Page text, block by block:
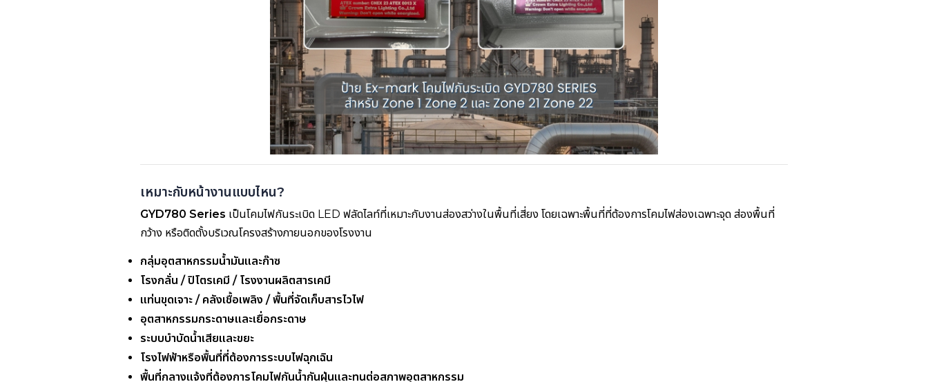
เหมาะกับหน้างานแบบไหน?
GYD780 Series เป็นโคมไฟกันระเบิด LED ฟลัดไลท์ที่เหมาะกับงานส่องสว่างในพื้นที่เสี่ยง โดยเฉพาะพื้นที่ที่ต้องการโคมไฟส่องเฉพาะจุด ส่องพื้นที่
กว้าง หรือติดตั้งบริเวณโครงสร้างภายนอกของโรงงาน
กลุ่มอุตสาหกรรมน้ำมันและก๊าซ
โรงกลั่น / ปิโตรเคมี / โรงงานผลิตสารเคมี
แท่นขุดเจาะ / คลังเชื้อเพลิง / พื้นที่จัดเก็บสารไวไฟ
อุตสาหกรรมกระดาษและเยื่อกระดาษ
ระบบบำบัดน้ำเสียและขยะ
โรงไฟฟ้าหรือพื้นที่ที่ต้องการระบบไฟฉุกเฉิน
พื้นที่กลางแจ้งที่ต้องการโคมไฟกันน้ำกันฝุ่นและทนต่อสภาพอุตสาหกรรม